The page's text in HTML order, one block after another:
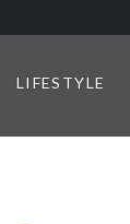
LIFESTYLE